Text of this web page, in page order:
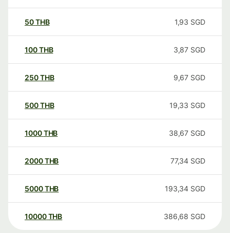
50THB 1,93 SGD
100THB 3,87 SGD
250THB 9,67 SGD
500THB 19,33 SGD
1000THB 38,67 SGD
2000THB 77,34 SGD
5000THB 193,34 SGD
10000 THB 386,68 SGD